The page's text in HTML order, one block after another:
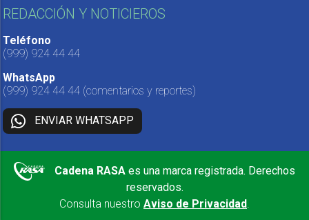
REDACCIÓN Y NOTICIEROS
Teléfono
(999) 924 44 44
WhatsApp
(999) 924 44 44 (comentarios y reportes)
ENVIAR WHATSAPP
Cadena RASA es una marca registrada. Derechos
reservados.
Consulta nuestro Aviso de Privacidad.